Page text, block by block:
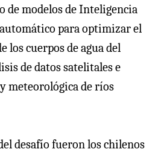
de modelos de Inteligencia
para optimizar el
los cuerpos de agua del
de datos satelitales e
meteorológica de ríos
desafío fueron los chilenos